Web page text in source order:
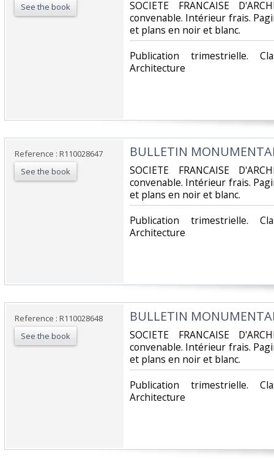
See the book
‎SOCIETE FRANCAISE
convenable. Intérieur frais.
et plans en noir et blanc.‎
‎Publication trimestrielle.
Architecture‎
Reference : R110028647
See the book
‎BULLETIN
‎SOCIETE FRANCAISE
convenable. Intérieur frais.
et plans en noir et blanc.‎
‎Publication trimestrielle.
Architecture‎
Reference : R110028648
See the book
‎BULLETIN
‎SOCIETE FRANCAISE
convenable. Intérieur frais.
et plans en noir et blanc.‎
‎Publication trimestrielle.
Architecture‎